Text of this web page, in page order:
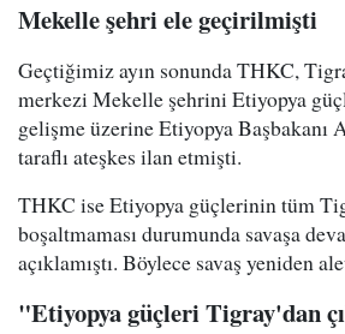
Mekelle şehri ele geçirilmişti
Geçtiğimiz ayın sonunda THKC,
merkezi Mekelle şehrini Etiyopya
gelişme üzerine Etiyopya Başbakanı
taraflı ateşkes ilan etmişti.
THKC ise Etiyopya güçlerinin tüm
boşaltmaması durumunda savaşa
açıklamıştı. Böylece savaş yeniden
"Etiyopya güçleri Tigray'dan